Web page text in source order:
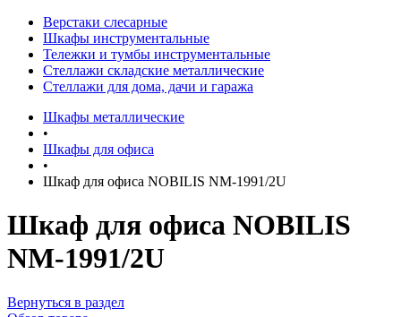
Верстаки слесарные
Шкафы инструментальные
Тележки и тумбы инструментальные
Стеллажи складские металлические
Стеллажи для дома, дачи и гаража
Шкафы металлические
•
Шкафы для офиса
•
Шкаф для офиса NOBILIS NM-1991/2U
Шкаф для офиса NOBILIS
NM-1991/2U
Вернуться в раздел